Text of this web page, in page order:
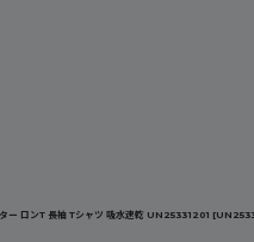
ー ロンT 長袖 Tシャツ 吸水速乾 UN25331201 [